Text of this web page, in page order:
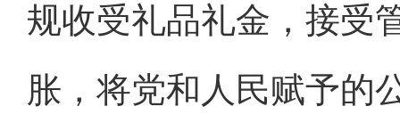
规收受礼品礼金，接受
胀，将党和人民赋予的